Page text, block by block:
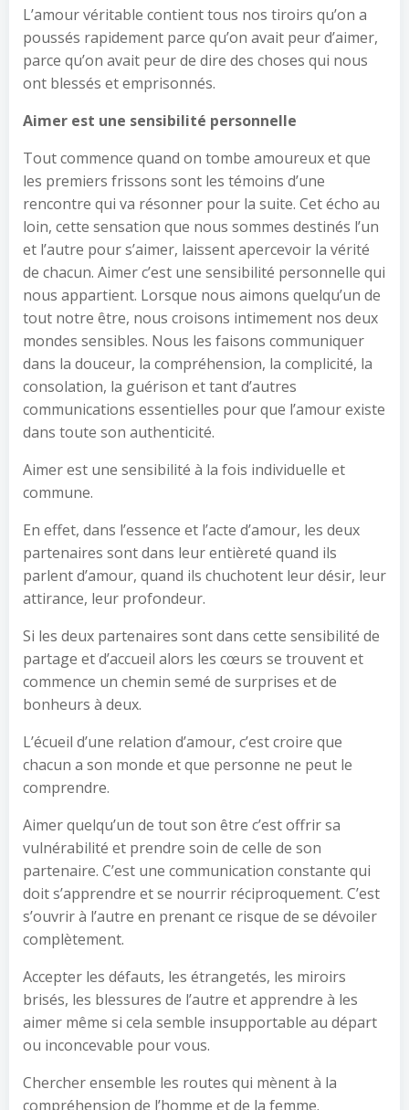
L’amour véritable contient tous nos tiroirs qu’on a
poussés rapidement parce qu’on avait peur d’aimer,
parce qu’on avait peur de dire des choses qui nous
ont blessés et emprisonnés.
Aimer est une sensibilité personnelle
Tout commence quand on tombe amoureux et que
les premiers frissons sont les témoins d’une
rencontre qui va résonner pour la suite. Cet écho au
loin, cette sensation que nous sommes destinés l’un
et l’autre pour s’aimer, laissent apercevoir la vérité
de chacun. Aimer c’est une sensibilité personnelle qui
nous appartient. Lorsque nous aimons quelqu’un de
tout notre être, nous croisons intimement nos deux
mondes sensibles. Nous les faisons communiquer
dans la douceur, la compréhension, la complicité, la
consolation, la guérison et tant d’autres
communications essentielles pour que l’amour existe
dans toute son authenticité.
Aimer est une sensibilité à la fois individuelle et
commune.
En effet, dans l’essence et l’acte d’amour, les deux
partenaires sont dans leur entièreté quand ils
parlent d’amour, quand ils chuchotent leur désir, leur
attirance, leur profondeur.
Si les deux partenaires sont dans cette sensibilité de
partage et d’accueil alors les cœurs se trouvent et
commence un chemin semé de surprises et de
bonheurs à deux.
L’écueil d’une relation d’amour, c’est croire que
chacun a son monde et que personne ne peut le
comprendre.
Aimer quelqu’un de tout son être c’est offrir sa
vulnérabilité et prendre soin de celle de son
partenaire. C’est une communication constante qui
doit s’apprendre et se nourrir réciproquement. C’est
s’ouvrir à l’autre en prenant ce risque de se dévoiler
complètement.
Accepter les défauts, les étrangetés, les miroirs
brisés, les blessures de l’autre et apprendre à les
aimer même si cela semble insupportable au départ
ou inconcevable pour vous.
Chercher ensemble les routes qui mènent à la
compréhension de l’homme et de la femme.